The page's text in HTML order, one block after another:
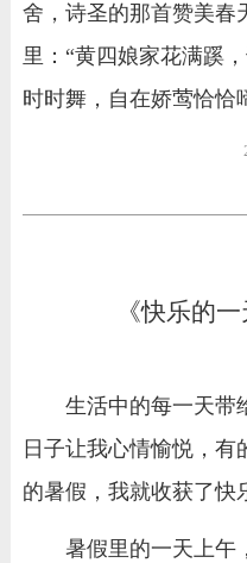
舍，诗圣的那首赞美春
里：“黄四娘家花满蹊
时时舞，自在娇莺恰恰
《快乐的
生活中的每一天带
日子让我心情愉悦，
的暑假，我就收获了快
暑假里的一天上午